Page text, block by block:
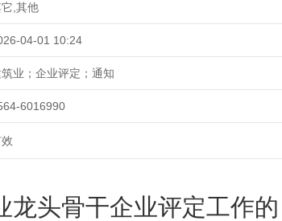
,其他
04-01 10:24
业；企业评定；通知
6016990
龙头骨干企业评定工作的